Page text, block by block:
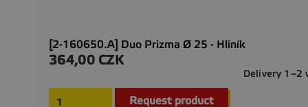
[2-160650.A] Duo Prizma Ø 25 - Hliník
Precio
364,00 CZK
Delivery 1–2
Request product